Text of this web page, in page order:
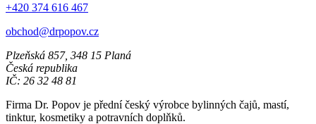
+420 374 616 467
obchod@drpopov.cz
Plzeňská 857, 348 15 Planá
Česká republika
IČ: 26 32 48 81
Firma Dr. Popov je přední český výrobce bylinných čajů, mastí,
tinktur, kosmetiky a potravních doplňků.